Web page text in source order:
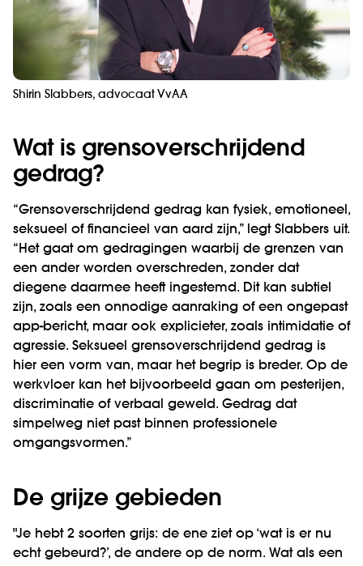
Shirin Slabbers, advocaat VvAA
Wat is grensoverschrijdend
gedrag?
“Grensoverschrijdend gedrag kan fysiek, emotioneel,
seksueel of financieel van aard zijn,” legt Slabbers uit.
“Het gaat om gedragingen waarbij de grenzen van
een ander worden overschreden, zonder dat
diegene daarmee heeft ingestemd. Dit kan subtiel
zijn, zoals een onnodige aanraking of een ongepast
app-bericht, maar ook explicieter, zoals intimidatie of
agressie. Seksueel grensoverschrijdend gedrag is
hier een vorm van, maar het begrip is breder. Op de
werkvloer kan het bijvoorbeeld gaan om pesterijen,
discriminatie of verbaal geweld. Gedrag dat
simpelweg niet past binnen professionele
omgangsvormen.”
De grijze gebieden
"Je hebt 2 soorten grijs: de ene ziet op ‘wat is er nu
echt gebeurd?’, de andere op de norm. Wat als een